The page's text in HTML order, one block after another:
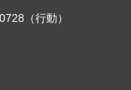
（行動）